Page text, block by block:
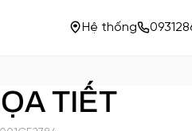
Hệ thống
TIẾT